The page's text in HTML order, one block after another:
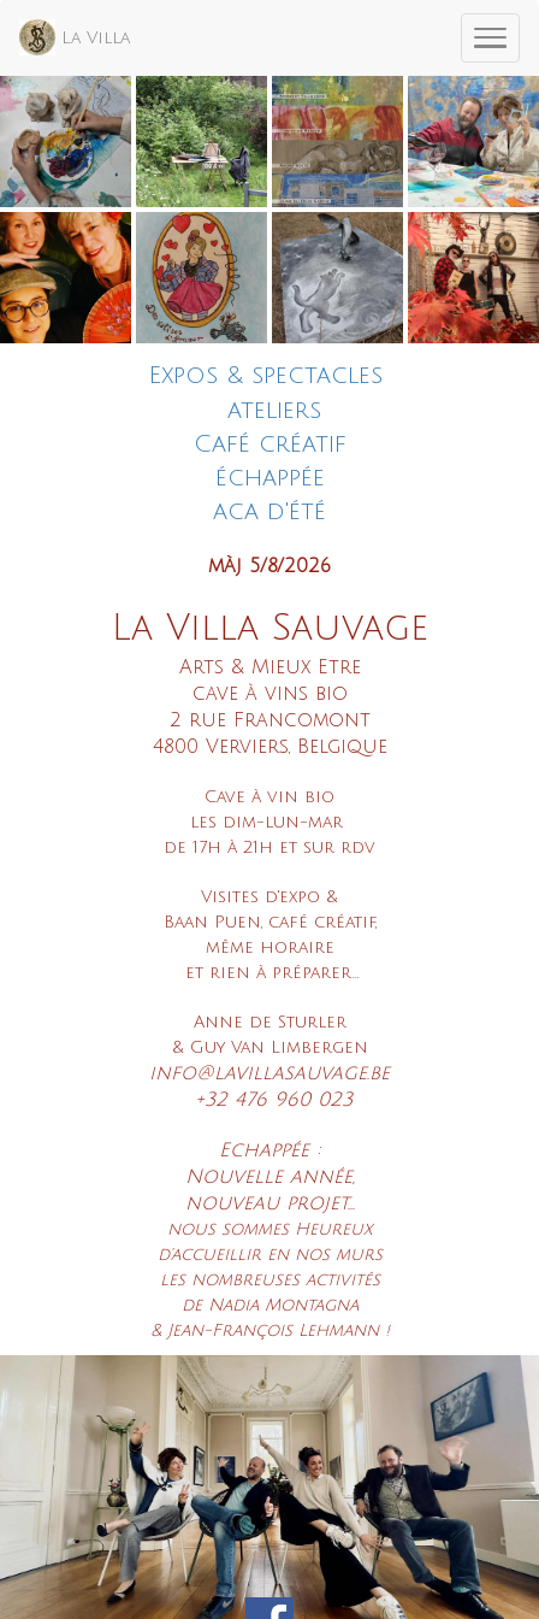
La Villa
Expos & spectacles
ateliers
Café créatif
échappée
aca d'été
màj 5/8/2026
La Villa Sauvage
Arts & Mieux Etre
cave à vins bio
2 rue Francomont
4800 Verviers, Belgique
Cave à vin bio
les dim-lun-mar
de 17h à 21h et sur rdv
Visites d'expo &
Baan Puen, café créatif,
même horaire
et rien à préparer...
Anne de Sturler
& Guy Van Limbergen
info@lavillasauvage.be
+32 476 960 023
Echappée:
Nouvelle année,
nouveau projet...
nous sommes Heureux
d'accueillir en nos murs
les nombreuses activités
de Nadia Montagna
& Jean-François Lehmann !